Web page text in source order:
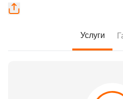
Услуги